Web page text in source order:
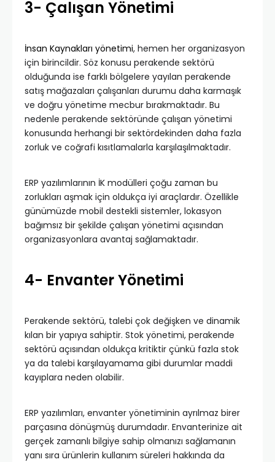
3- Çalışan Yönetimi
İnsan Kaynakları yönetimi, hemen her organizasyon
için birincildir. Söz konusu perakende sektörü
olduğunda ise farklı bölgelere yayılan perakende
satış mağazaları çalışanları durumu daha karmaşık
ve doğru yönetime mecbur bırakmaktadır. Bu
nedenle perakende sektöründe çalışan yönetimi
konusunda herhangi bir sektördekinden daha fazla
zorluk ve coğrafi kısıtlamalarla karşılaşılmaktadır.
ERP yazılımlarının İK modülleri çoğu zaman bu
zorlukları aşmak için oldukça iyi araçlardır. Özellikle
günümüzde mobil destekli sistemler, lokasyon
bağımsız bir şekilde çalışan yönetimi açısından
organizasyonlara avantaj sağlamaktadır.
4- Envanter Yönetimi
Perakende sektörü, talebi çok değişken ve dinamik
kılan bir yapıya sahiptir. Stok yönetimi, perakende
sektörü açısından oldukça kritiktir çünkü fazla stok
ya da talebi karşılayamama gibi durumlar maddi
kayıplara neden olabilir.
ERP yazılımları, envanter yönetiminin ayrılmaz birer
parçasına dönüşmüş durumdadır. Envanterinize ait
gerçek zamanlı bilgiye sahip olmanızı sağlamanın
yanı sıra ürünlerin kullanım süreleri hakkında da